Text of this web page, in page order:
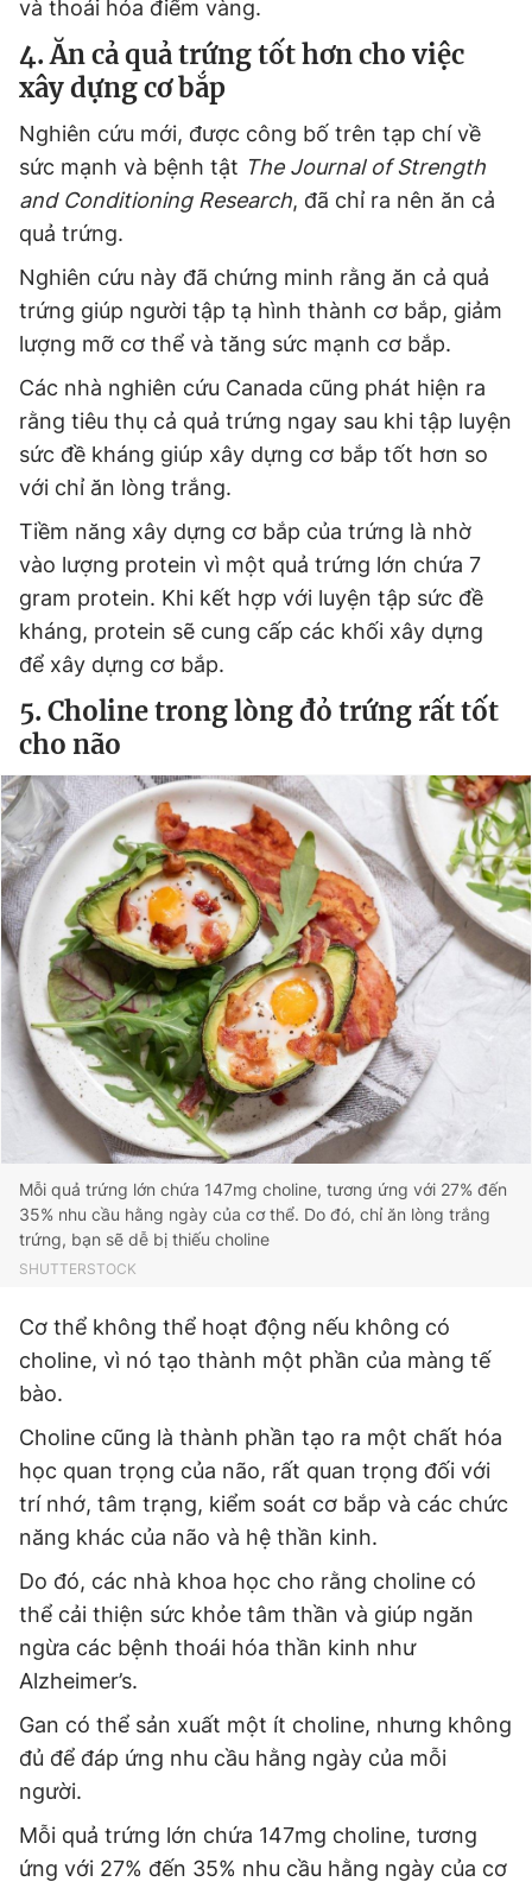
và thoái hóa điểm vàng.
4. Ăn cả quả trứng tốt hơn cho việc
xây dựng cơ bắp
Nghiên cứu mới, được công bố trên tạp chí về
sức mạnh và bệnh tật The Journal of Strength
and Conditioning Research, đã chỉ ra nên ăn cả
quả trứng.
Nghiên cứu này đã chứng minh rằng ăn cả quả
trứng giúp người tập tạ hình thành cơ bắp, giảm
lượng mỡ cơ thể và tăng sức mạnh cơ bắp.
Các nhà nghiên cứu Canada cũng phát hiện ra
rằng tiêu thụ cả quả trứng ngay sau khi tập luyện
sức đề kháng giúp xây dựng cơ bắp tốt hơn so
với chỉ ăn lòng trắng.
Tiềm năng xây dựng cơ bắp của trứng là nhờ
vào lượng protein vì một quả trứng lớn chứa 7
gram protein. Khi kết hợp với luyện tập sức đề
kháng, protein sẽ cung cấp các khối xây dựng
để xây dựng cơ bắp.
5. Choline trong lòng đỏ trứng rất tốt
cho não
Mỗi quả trứng lớn chứa 147mg choline, tương ứng với 27% đến
35% nhu cầu hằng ngày của cơ thể. Do đó, chỉ ăn lòng trắng
trứng, bạn sẽ dễ bị thiếu choline
SHUTTERSTOCK
Cơ thể không thể hoạt động nếu không có
choline, vì nó tạo thành một phần của màng tế
bào.
Choline cũng là thành phần tạo ra một chất hóa
học quan trọng của não, rất quan trọng đối với
trí nhớ, tâm trạng, kiểm soát cơ bắp và các chức
năng khác của não và hệ thần kinh.
Do đó, các nhà khoa học cho rằng choline có
thể cải thiện sức khỏe tâm thần và giúp ngăn
ngừa các bệnh thoái hóa thần kinh như
Alzheimer’s.
Gan có thể sản xuất một ít choline, nhưng không
đủ để đáp ứng nhu cầu hằng ngày của mỗi
người.
Mỗi quả trứng lớn chứa 147mg choline, tương
ứng với 27% đến 35% nhu cầu hằng ngày của cơ